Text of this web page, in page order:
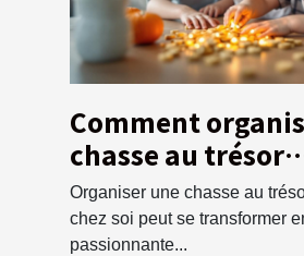
Comment
chasse au trésor
éducative pour
la maison
Organiser une chasse au
chez soi peut se transformer
passionnante...